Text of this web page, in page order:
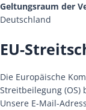
Geltungsraum der
Deutschland
EU-
Die Europäische
Streitbeilegung (OS)
Unsere E-Mail-